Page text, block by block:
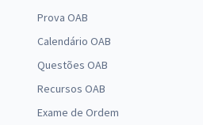
Prova OAB
Calendário OAB
Questões OAB
Recursos OAB
Exame de Ordem